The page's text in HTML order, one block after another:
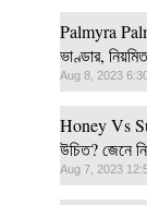
Palmyra
ভাণ্ডার,
Aug 8, 2023
Honey Vs
উচিত? জেনে
Aug 7, 2023